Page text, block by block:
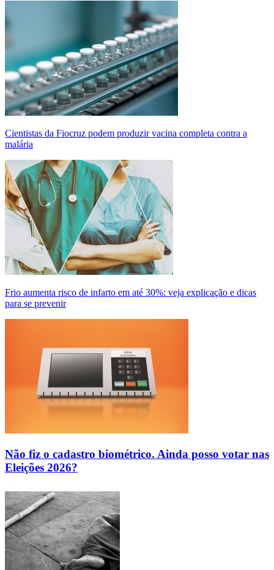
Cientistas da Fiocruz podem produzir vacina completa contra a
malária
Frio aumenta risco de infarto em até 30%: veja explicação e dicas
para se prevenir
Não fiz o cadastro biométrico. Ainda posso votar nas
Eleições 2026?